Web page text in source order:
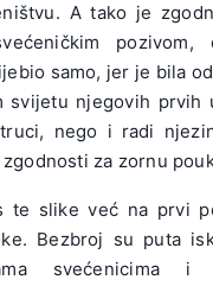
A tako je
samo, jer je bila
svijetu njegovih prvih
nego i radi
za zornu
te slike već na prvi
Bezbroj su puta
svećenicima i